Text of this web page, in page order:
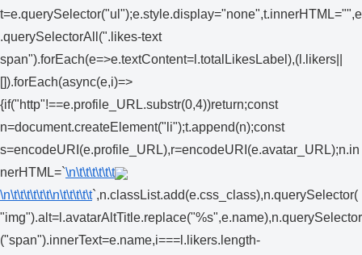
t=e.querySelector("ul");e.style.display="none",t.innerHTML="",e
.querySelectorAll(".likes-text
span").forEach(e=>e.textContent=l.totalLikesLabel),(l.likers||
[]).forEach(async(e,i)=>
{if("http"!==e.profile_URL.substr(0,4))return;const
n=document.createElement("li");t.append(n);const
s=encodeURI(e.profile_URL),r=encodeURI(e.avatar_URL);n.in
nerHTML=`\n\t\t\t\t\t\t
\n\t\t\t\t\t\t\n\t\t\t\t\t`,n.classList.add(e.css_class),n.querySelector(
"img").alt=l.avatarAltTitle.replace("%s",e.name),n.querySelector
("span").innerText=e.name,i===l.likers.length-